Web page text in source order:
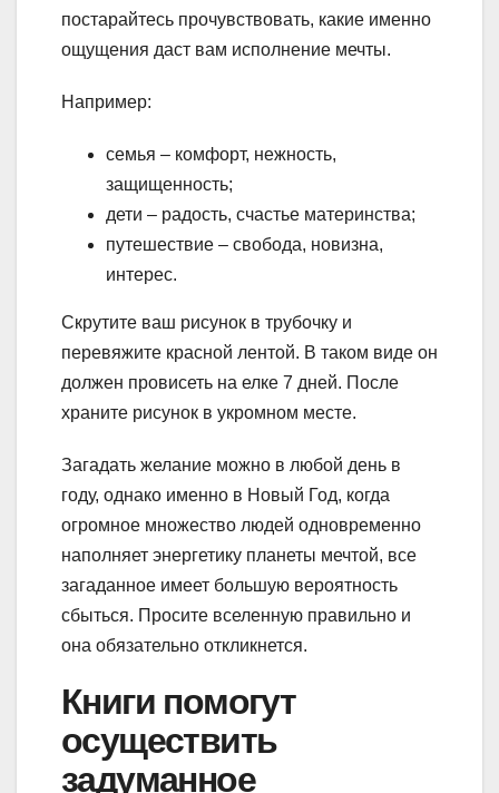
постарайтесь прочувствовать, какие именно
ощущения даст вам исполнение мечты.
Например:
семья – комфорт, нежность,
защищенность;
дети – радость, счастье материнства;
путешествие – свобода, новизна,
интерес.
Скрутите ваш рисунок в трубочку и
перевяжите красной лентой. В таком виде он
должен провисеть на елке 7 дней. После
храните рисунок в укромном месте.
Загадать желание можно в любой день в
году, однако именно в Новый Год, когда
огромное множество людей одновременно
наполняет энергетику планеты мечтой, все
загаданное имеет большую вероятность
сбыться. Просите вселенную правильно и
она обязательно откликнется.
Книги помогут
осуществить
задуманное